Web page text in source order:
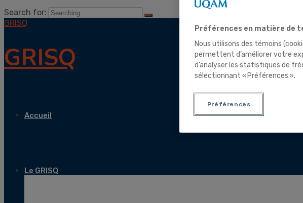
Search for:
GRISQ
GRISQ
Accueil
Le GRISQ
Préférences en matière de
Nous utilisons des témoins
permettent d’améliorer votre
d’analyser les statistiques de
sélectionnant « Préférences ».
Préférences